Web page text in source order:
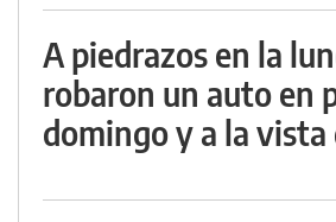
A piedrazos en la
robaron un auto en
domingo y a la vista